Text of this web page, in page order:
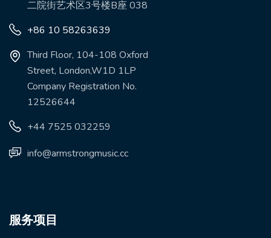
二院街艺术区3号楼B座 038
+86 10 58263639
Third Floor, 104-108 Oxford
Street, London,W1D 1LP
Company Registration No.
12526644
+44 7525 032259
info@armstrongmusic.cc
服务项目